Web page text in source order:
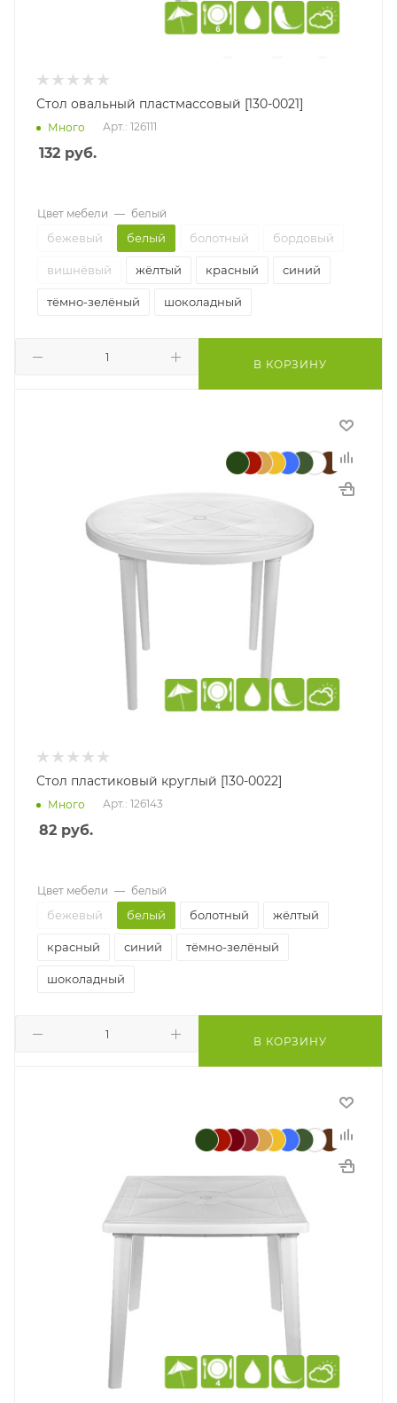
Стол овальный пластмассовый [130-0021]
Много Арт.: 126111
132 руб.
В КОРЗИНУ
Цвет мебели — белый
бежевый белый болотный бордовый
вишнёвый жёлтый красный синий
тёмно-зелёный шоколадный
Стол пластиковый круглый [130-0022]
Много Арт.: 126143
82 руб.
В КОРЗИНУ
Цвет мебели — белый
бежевый белый болотный жёлтый
красный синий тёмно-зелёный
шоколадный